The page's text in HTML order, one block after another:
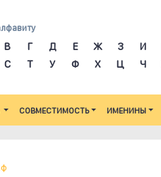
В Г Д Е Ж З И
С Т У Ф Х Ц Ч
СОВМЕСТИМОСТЬ ИМЕНИНЫ